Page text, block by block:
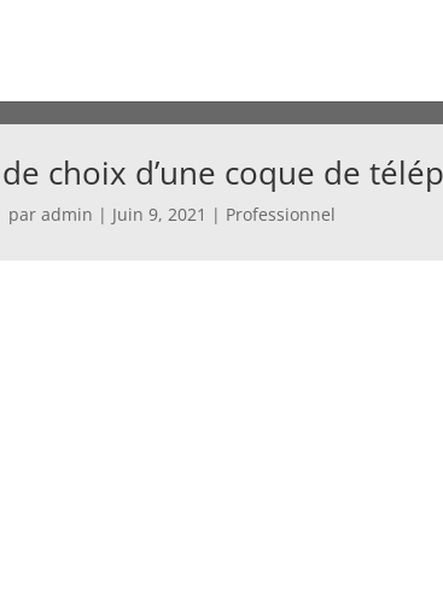
choix d’une coque de
paradmin | Juin 9, 2021 | Professionnel